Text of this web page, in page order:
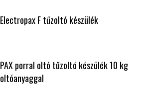
Electropax F tűzoltó készülék
PAX porral oltó tűzoltó készülék 10 kg
oltóanyaggal